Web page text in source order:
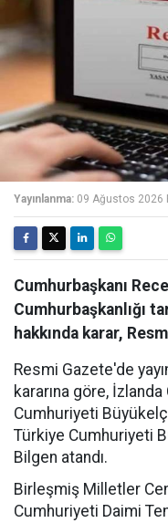
Yayınlanma: 09 Ağustos 2026
Cumhurbaşkanı
Cumhurbaşkanlığı
hakkında karar,
Resmi Gazete'de
kararına göre,
Cumhuriyeti
Türkiye Cumhuriyeti
Bilgen atandı.
Birleşmiş Milletler
Cumhuriyeti Daimi